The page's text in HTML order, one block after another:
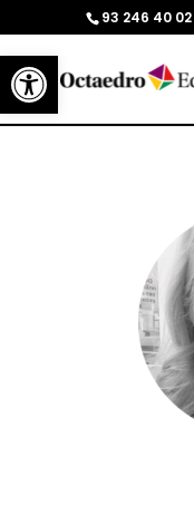
Abrir barra de
93 246 40 02